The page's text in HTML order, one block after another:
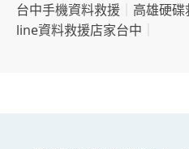
台中手機資料救援
高雄硬碟
line資料救援店家台中